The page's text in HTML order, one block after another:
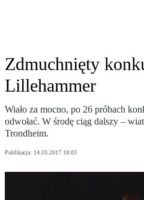
Zdmuchnięty
Lillehammer
Wiało za mocno, po 26 próbach
odwołać. W środę ciąg dalszy –
Trondheim.
Publikacja: 14.03.2017 18:03